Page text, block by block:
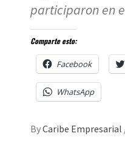
participaron en
Comparte esto:
Facebook
WhatsApp
ByCaribe Empresarial